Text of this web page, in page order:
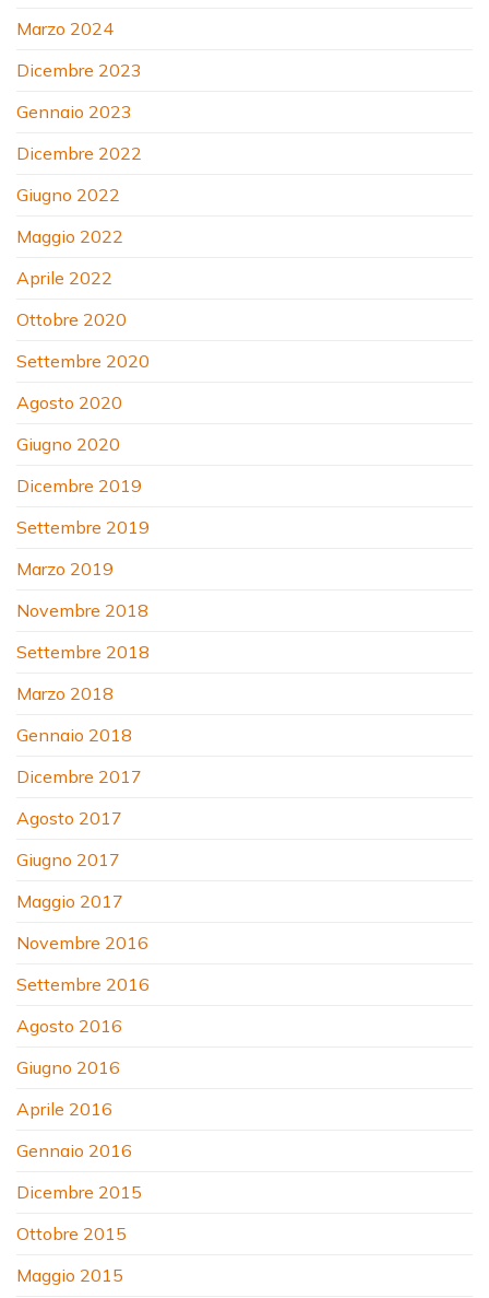
Marzo 2024
Dicembre 2023
Gennaio 2023
Dicembre 2022
Giugno 2022
Maggio 2022
Aprile 2022
Ottobre 2020
Settembre 2020
Agosto 2020
Giugno 2020
Dicembre 2019
Settembre 2019
Marzo 2019
Novembre 2018
Settembre 2018
Marzo 2018
Gennaio 2018
Dicembre 2017
Agosto 2017
Giugno 2017
Maggio 2017
Novembre 2016
Settembre 2016
Agosto 2016
Giugno 2016
Aprile 2016
Gennaio 2016
Dicembre 2015
Ottobre 2015
Maggio 2015